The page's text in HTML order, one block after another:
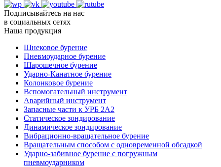
Подписывайтесь на нас
в социальных сетях
Наша продукция
Шнековое бурение
Пневмоударное бурение
Шарошечное бурение
Ударно-Канатное бурение
Колонковое бурение
Вспомогательный инструмент
Аварийный инструмент
Запасные части к УРБ 2А2
Статическое зондирование
Динамическое зондирование
Вибрационно-вращательное бурение
Вращательным способом с одновременной обсадкой
Ударно-забивное бурение с погружным
пневмоударником